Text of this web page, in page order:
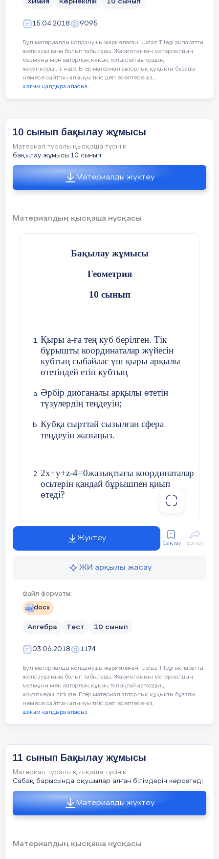
8:00
14.00
18:00
22:00
10:00
9:00
19:00
13:00
20:00
жазыңыздар.
А.Ca > CaO > Ca(OH)2 > CaCL2
>CaCO3 > CaO
Ә.Mg > MgSO4 > MgCL2 >
Mg(OH)2
. Магний нитратының
4 . 16г Магний күкірт
қышқылымен әрекеттескенде
түзілген газдың көлемін
табыңыздар.
Химия Көрнекілік 10 сынып
15.04.2018 9095
Бұл материалды қолданушы жариялаған. Ustaz Tilegi ақпаратты
жеткізуші ғана болып табылады. Жарияланған материалдың
мазмұны мен авторлық құқық толықтай автордың
жауапкершілігінде. Егер материал авторлық құқықты бұзады
немесе сайттан алынуы тиіс деп есептесеңіз,
шағым қалдыра аласыз
10 сынып бақылау жұмысы
Материал туралы қысқаша түсінік
бақылау жұмысы 10 сынып
Материалды жүктеу
Материалдың қысқаша нұсқасы
Бақылау жұмысы
Геометрия
10 сынып
Қыры а-ға тең куб берілген. Тік
бұрышты координаталар жүйесін
кубтың сыбайлас үш қыры арқылы
өтетіндей етіп кубтың
Әрбір диоганалы арқылы өтетін
түзулердің теңдеуін;
Кубқа сырттай сызылған сфера
теңдеуін жазыңыз.
2x+y+z-4=0жазықтығы координаталар
осьтерін қандай бұрышпен қиып
өтеді?
Сүйір бұрышы 60-қа тең
параллелограмм қабырғалары 3 см
және 4 см. Оның диоганальдарының
ұзындығын табыңдар.
Саррюс схемасын сызыңыз, мысал
Жүктеу
Сақтау Бөлісу
ЖИ арқылы жасау
Файл форматы:
docx
Алгебра Тест 10 сынып
03.06.2018 1174
Бұл материалды қолданушы жариялаған. Ustaz Tilegi ақпаратты
жеткізуші ғана болып табылады. Жарияланған материалдың
мазмұны мен авторлық құқық толықтай автордың
жауапкершілігінде. Егер материал авторлық құқықты бұзады
немесе сайттан алынуы тиіс деп есептесеңіз,
шағым қалдыра аласыз
11 сынып Бақылау жұмысы
Материал туралы қысқаша түсінік
Сабақ барысында оқушылар алған білімдерін көрсетеді
Материалды жүктеу
Материалдың қысқаша нұсқасы